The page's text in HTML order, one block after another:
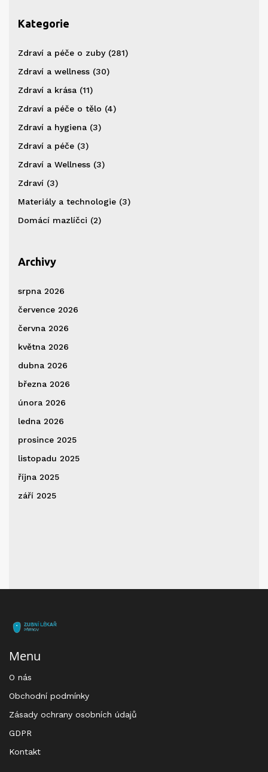
Kategorie
Zdraví a péče o zuby (281)
Zdraví a wellness (30)
Zdraví a krása (11)
Zdraví a péče o tělo (4)
Zdraví a hygiena (3)
Zdraví a péče (3)
Zdraví a Wellness (3)
Zdraví (3)
Materiály a technologie (3)
Domácí mazlíčci (2)
Archivy
srpna 2026
července 2026
června 2026
května 2026
dubna 2026
března 2026
února 2026
ledna 2026
prosince 2025
listopadu 2025
října 2025
září 2025
Menu
O nás
Obchodní podmínky
Zásady ochrany osobních údajů
GDPR
Kontakt